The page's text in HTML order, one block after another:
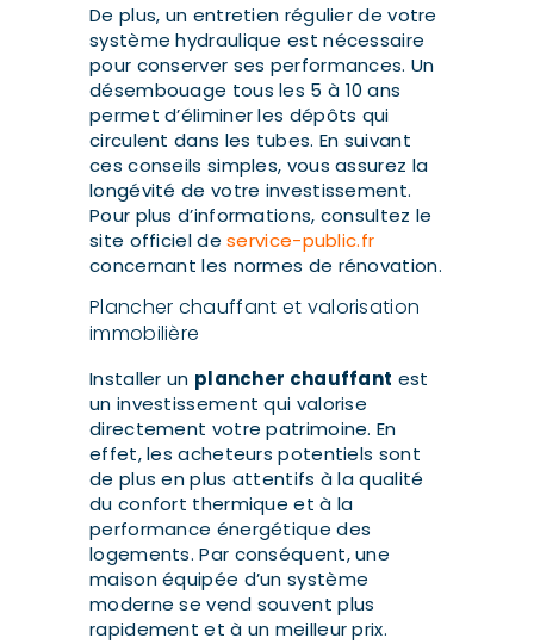
De plus, un entretien régulier de votre
système hydraulique est nécessaire
pour conserver ses performances. Un
désembouage tous les 5 à 10 ans
permet d’éliminer les dépôts qui
circulent dans les tubes. En suivant
ces conseils simples, vous assurez la
longévité de votre investissement.
Pour plus d’informations, consultez le
site officiel deservice-public.fr
concernant les normes de rénovation.
Plancher chauffant et valorisation
immobilière
Installer un plancher chauffant est
un investissement qui valorise
directement votre patrimoine. En
effet, les acheteurs potentiels sont
de plus en plus attentifs à la qualité
du confort thermique et à la
performance énergétique des
logements. Par conséquent, une
maison équipée d’un système
moderne se vend souvent plus
rapidement et à un meilleur prix.